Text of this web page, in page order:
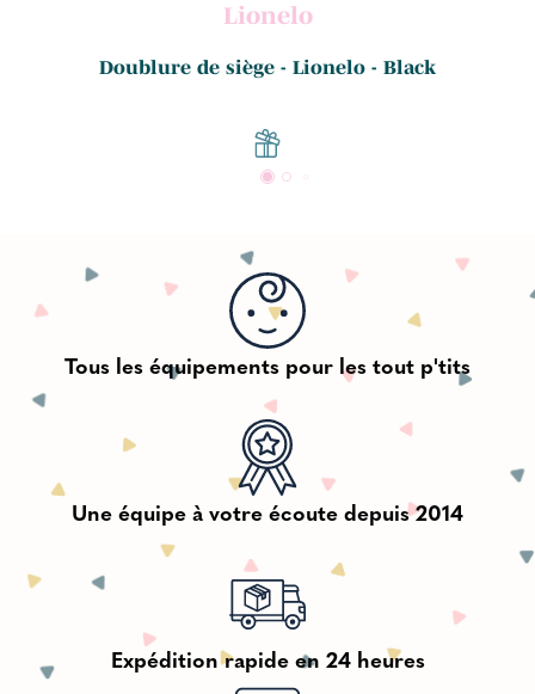
Lionelo
Doublure de siège - Lionelo - Black
Tous les équipements pour les tout p'tits
Une équipe à votre écoute depuis 2014
Expédition rapide en 24 heures